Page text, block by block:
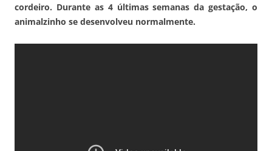
cordeiro. Durante as 4 últimas semanas da gestação, o
animalzinho se desenvolveu normalmente.